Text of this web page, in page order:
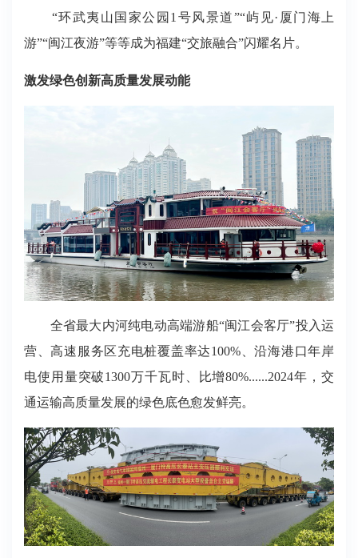
“环武夷山国家公园1号风景道”“屿见·厦门海上
游”“闽江夜游”等等成为福建“交旅融合”闪耀名片。
激发绿色创新高质量发展动能
全省最大内河纯电动高端游船“闽江会客厅”投入运
营、高速服务区充电桩覆盖率达100%、沿海港口年岸
电使用量突破1300万千瓦时、比增80%......2024年，交
通运输高质量发展的绿色底色愈发鲜亮。